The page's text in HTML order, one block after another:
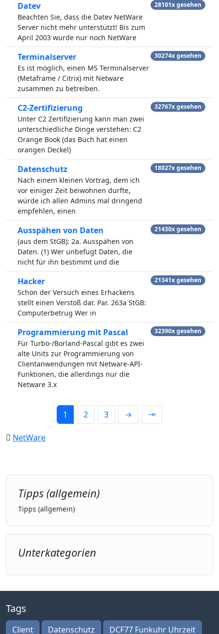
Datev
Beachten Sie, dass die Datev NetWare
Server nicht mehr unterstützt! Bis zum
April 2003 wurde nur noch NetWare
28101x gesehen
Terminalserver
Es ist möglich, einen MS Terminalserver
(Metaframe / Citrix) mit Netware
zusammen zu betreiben.
30274x gesehen
C2-Zertifizierung
Unter C2 Zertifizierung kann man zwei
unterschiedliche Dinge verstehen: C2
Orange Book (das Buch hat einen
orangen Deckel)
32767x gesehen
Datenschutz
Nach einem kleinen Vortrag, dem ich
vor einiger Zeit beiwohnen durfte,
würde ich allen Admins mal dringend
empfehlen, einen
18027x gesehen
Ausspähen von Daten
(aus dem StGB): 2a. Ausspähen von
Daten. (1) Wer unbefugt Daten, die
nicht für ihn bestimmt und die
21430x gesehen
Hacker
Schon der Versuch eines Erhackens
stellt einen Verstoß dar. Par. 263a StGB:
Computerbetrug Wer in
21341x gesehen
Programmierung mit Pascal
Für Turbo-/Borland-Pascal gibt es zwei
alte Units zur Programmierung von
Clientanwendungen mit Netware-API-
Funktionen, die allerdings nur die
Netware 3.x
32390x gesehen
1 2 3 → ⇥
NetWare
Tipps (allgemein)
Tipps (allgemein)
Unterkategorien
Tags
Client Datenschutz DCF77 Funkuhr Uhrzeit